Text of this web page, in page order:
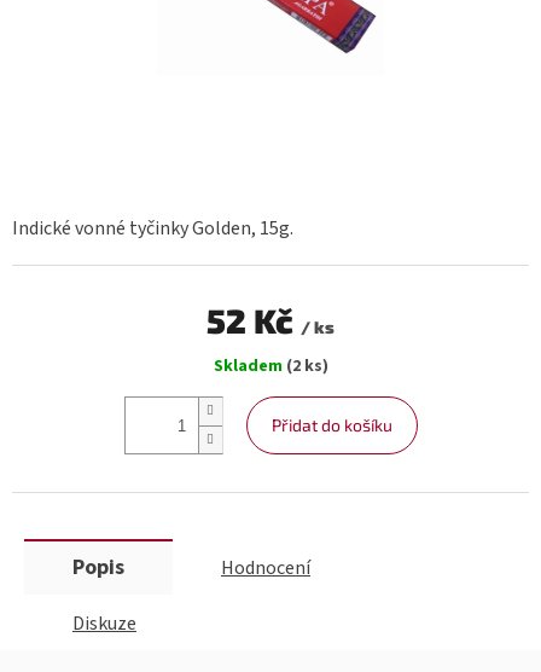
Indické vonné tyčinky Golden, 15g.
52 Kč / ks
cena:
Skladem (2 ks)
Přidat do košíku
Popis Hodnocení
Diskuze